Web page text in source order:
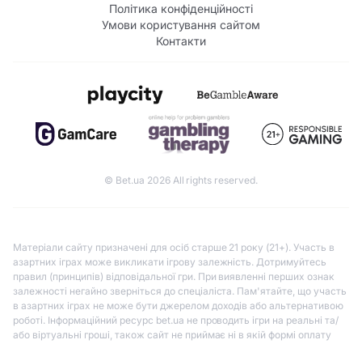
Політика конфіденційності
Умови користування сайтом
Контакти
© Bet.ua 2026 All rights reserved.
Матеріали сайту призначені для осіб старше 21 року (21+). Участь в
азартних іграх може викликати ігрову залежність. Дотримуйтесь
правил (принципів) відповідальної гри. При виявленні перших ознак
залежності негайно зверніться до спеціаліста. Пам'ятайте, що участь
в азартних іграх не може бути джерелом доходів або альтернативою
роботі. Інформаційний ресурс bet.ua не проводить ігри на реальні та/
або віртуальні гроші, також сайт не приймає ні в якій формі оплату